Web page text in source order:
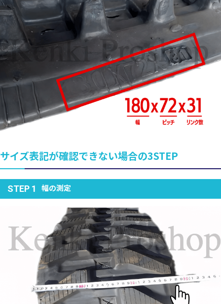
サイズ表記が確認できない場合の3STEP
STEP 1 幅の測定